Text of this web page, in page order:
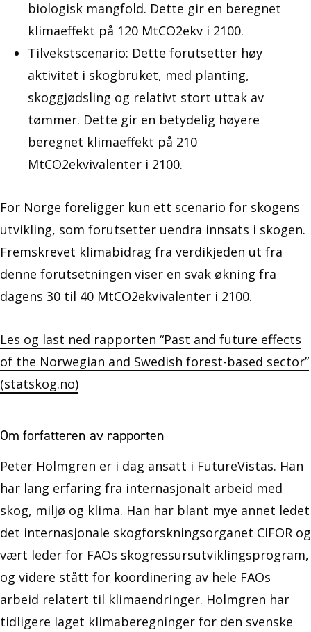
biologisk mangfold. Dette gir en beregnet
klimaeffekt på 120 MtCO2ekv i 2100.
Tilvekstscenario: Dette forutsetter høy
aktivitet i skogbruket, med planting,
skoggjødsling og relativt stort uttak av
tømmer. Dette gir en betydelig høyere
beregnet klimaeffekt på 210
MtCO2ekvivalenter i 2100.
For Norge foreligger kun ett scenario for skogens
utvikling, som forutsetter uendra innsats i skogen.
Fremskrevet klimabidrag fra verdikjeden ut fra
denne forutsetningen viser en svak økning fra
dagens 30 til 40 MtCO2ekvivalenter i 2100.
Les og last ned rapporten “Past and future effects
of the Norwegian and Swedish forest-based sector”
(statskog.no)
Om forfatteren av rapporten
Peter Holmgren er i dag ansatt i FutureVistas. Han
har lang erfaring fra internasjonalt arbeid med
skog, miljø og klima. Han har blant mye annet ledet
det internasjonale skogforskningsorganet CIFOR og
vært leder for FAOs skogressursutviklingsprogram,
og videre stått for koordinering av hele FAOs
arbeid relatert til klimaendringer. Holmgren har
tidligere laget klimaberegninger for den svenske